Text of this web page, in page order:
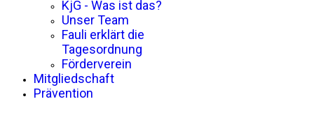
KjG - Was ist das?
Unser Team
Fauli erklärt die
Tagesordnung
Förderverein
Mitgliedschaft
Prävention